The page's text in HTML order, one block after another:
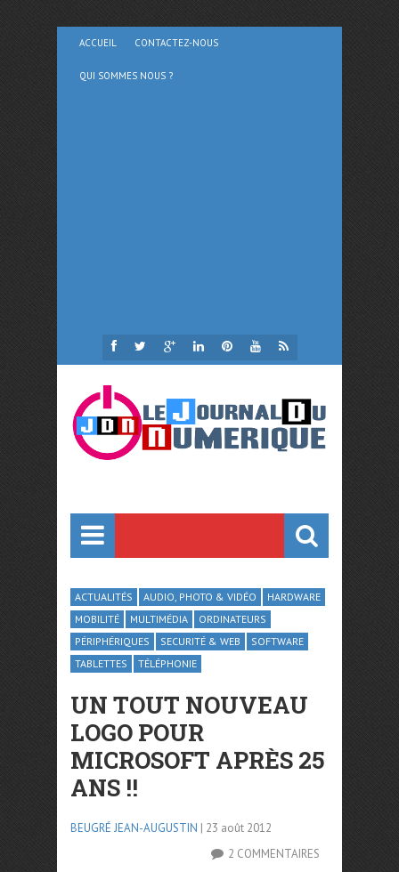
ACCUEIL CONTACTEZ-NOUS
QUI SOMMES NOUS ?
ACTUALITÉS AUDIO, PHOTO & VIDÉO
HARDWARE
MOBILITÉ
MULTIMÉDIA
ORDINATEURS
PÉRIPHÉRIQUES
SECURITÉ & WEB
SOFTWARE
TABLETTES
TÉLÉPHONIE
UN TOUT NOUVEAU
LOGO POUR
MICROSOFT APRÈS 25
ANS !!
BEUGRÉ JEAN-AUGUSTIN | 23 août 2012
2 COMMENTAIRES